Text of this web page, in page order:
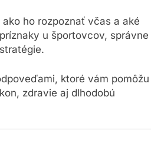
ho rozpoznať včas a aké
u športovcov, správne
ktoré vám pomôžu
zdravie aj dlhodobú